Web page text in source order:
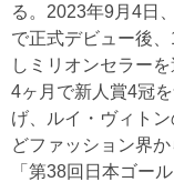
る。2023年9月4日
で正式デビュー後
しミリオンセラー
4ヶ月で新人賞4冠
げ、ルイ・ヴィト
どファッション界
「第38回日本ゴー